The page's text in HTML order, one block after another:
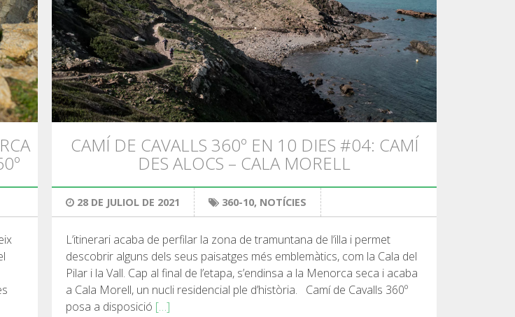
CAMÍ DE CAVALLS 360º EN 10 DIES #04: CAMÍ
DES ALOCS – CALA MORELL
28 DE JULIOL DE 2021 360-10, NOTÍCIES
L’itinerari acaba de perfilar la zona de tramuntana de l’illa i permet
descobrir alguns dels seus paisatges més emblemàtics, com la Cala del
Pilar i la Vall. Cap al final de l’etapa, s’endinsa a la Menorca seca i acaba
a Cala Morell, un nucli residencial ple d’història. Camí de Cavalls 360º
posa a disposició […]